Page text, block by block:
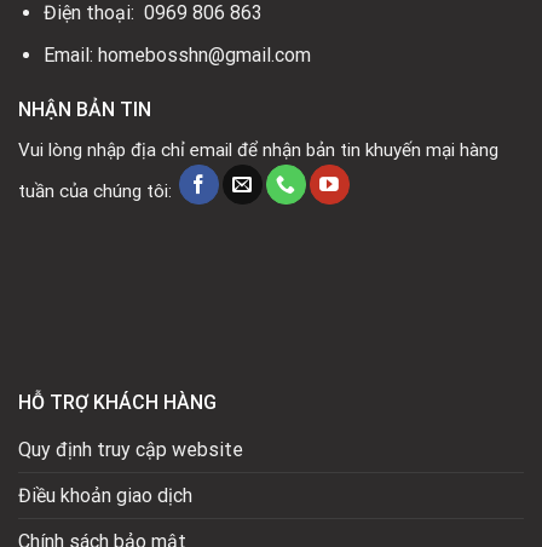
Điện thoại: 0969 806 863
Email: homebosshn@gmail.com
NHẬN BẢN TIN
Vui lòng nhập địa chỉ email để nhận bản tin khuyến mại hàng
tuần của chúng tôi:
HỖ TRỢ KHÁCH HÀNG
Quy định truy cập website
Điều khoản giao dịch
Chính sách bảo mật